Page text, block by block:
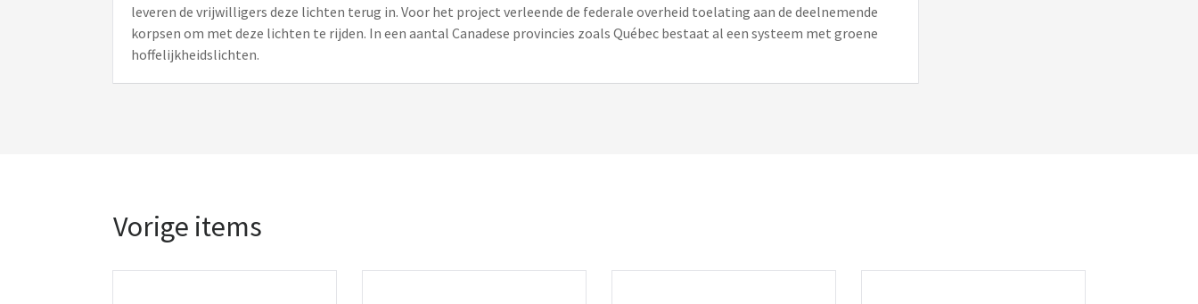
leveren de vrijwilligers deze lichten terug in. Voor het project verleende de federale overheid toelating aan de deelnemende
korpsen om met deze lichten te rijden. In een aantal Canadese provincies zoals Québec bestaat al een systeem met groene
hoffelijkheidslichten.
Vorige items